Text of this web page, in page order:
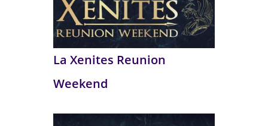
La Xenites Reunion
Weekend